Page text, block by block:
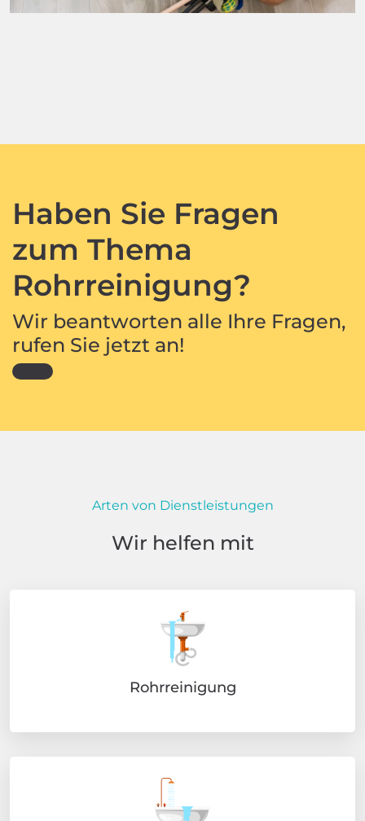
Haben Sie Fragen
zum Thema
Rohrreinigung?
Wir beantworten alle Ihre Fragen,
rufen Sie jetzt an!
Arten von Dienstleistungen
Wir helfen mit
Rohrreinigung